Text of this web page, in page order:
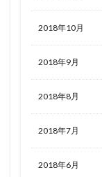
2018年10月
2018年9月
2018年8月
2018年7月
2018年6月